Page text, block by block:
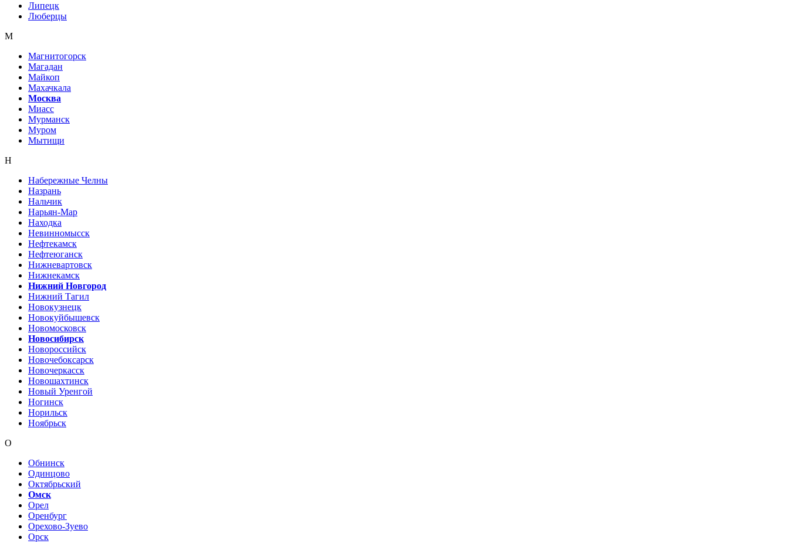
Липецк
Люберцы
М
Магнитогорск
Магадан
Майкоп
Махачкала
Москва
Миасс
Мурманск
Муром
Мытищи
Н
Набережные Челны
Назрань
Нальчик
Нарьян-Мар
Находка
Невинномысск
Нефтекамск
Нефтеюганск
Нижневартовск
Нижнекамск
Нижний Новгород
Нижний Тагил
Новокузнецк
Новокуйбышевск
Новомосковск
Новосибирск
Новороссийск
Новочебоксарск
Новочеркасск
Новошахтинск
Новый Уренгой
Ногинск
Норильск
Ноябрьск
О
Обнинск
Одинцово
Октябрьский
Омск
Орел
Оренбург
Орехово-Зуево
Орск